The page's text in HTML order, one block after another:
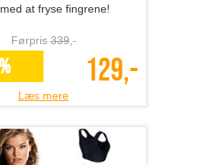
at fryse fingrene!
Førpris339,-
129,-
Læs mere